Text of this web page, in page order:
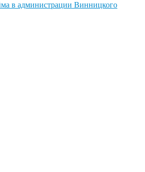
в администрации Винницкого